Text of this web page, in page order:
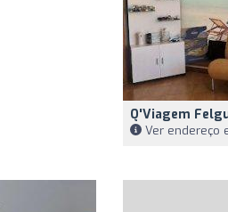
Q'Viagem
Ver endereço